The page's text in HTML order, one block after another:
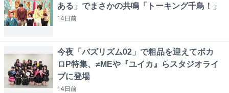
ある」でまさかの共鳴「トーキング千鳥！」
14日前
今夜「バズリズム02」で粗品を迎えてボカ
ロP特集、≠MEや『ユイカ』らスタジオライ
ブに登場
14日前